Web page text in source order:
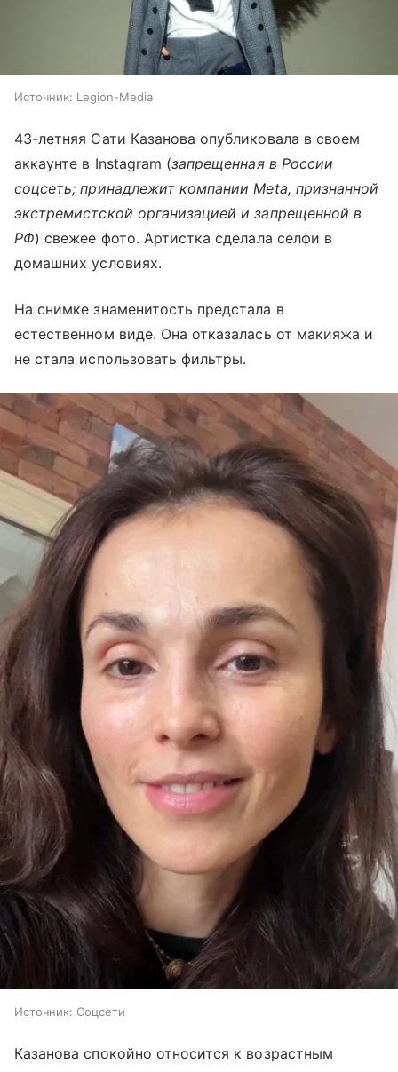
Источник: Legion-Media
43-летняя Сати Казанова опубликовала в своем
аккаунте в Instagram (запрещенная в России
соцсеть; принадлежит компании Meta, признанной
экстремистской организацией и запрещенной в
РФ) свежее фото. Артистка сделала селфи в
домашних условиях.
На снимке знаменитость предстала в
естественном виде. Она отказалась от макияжа и
не стала использовать фильтры.
Источник: Соцсети
Казанова спокойно относится к возрастным